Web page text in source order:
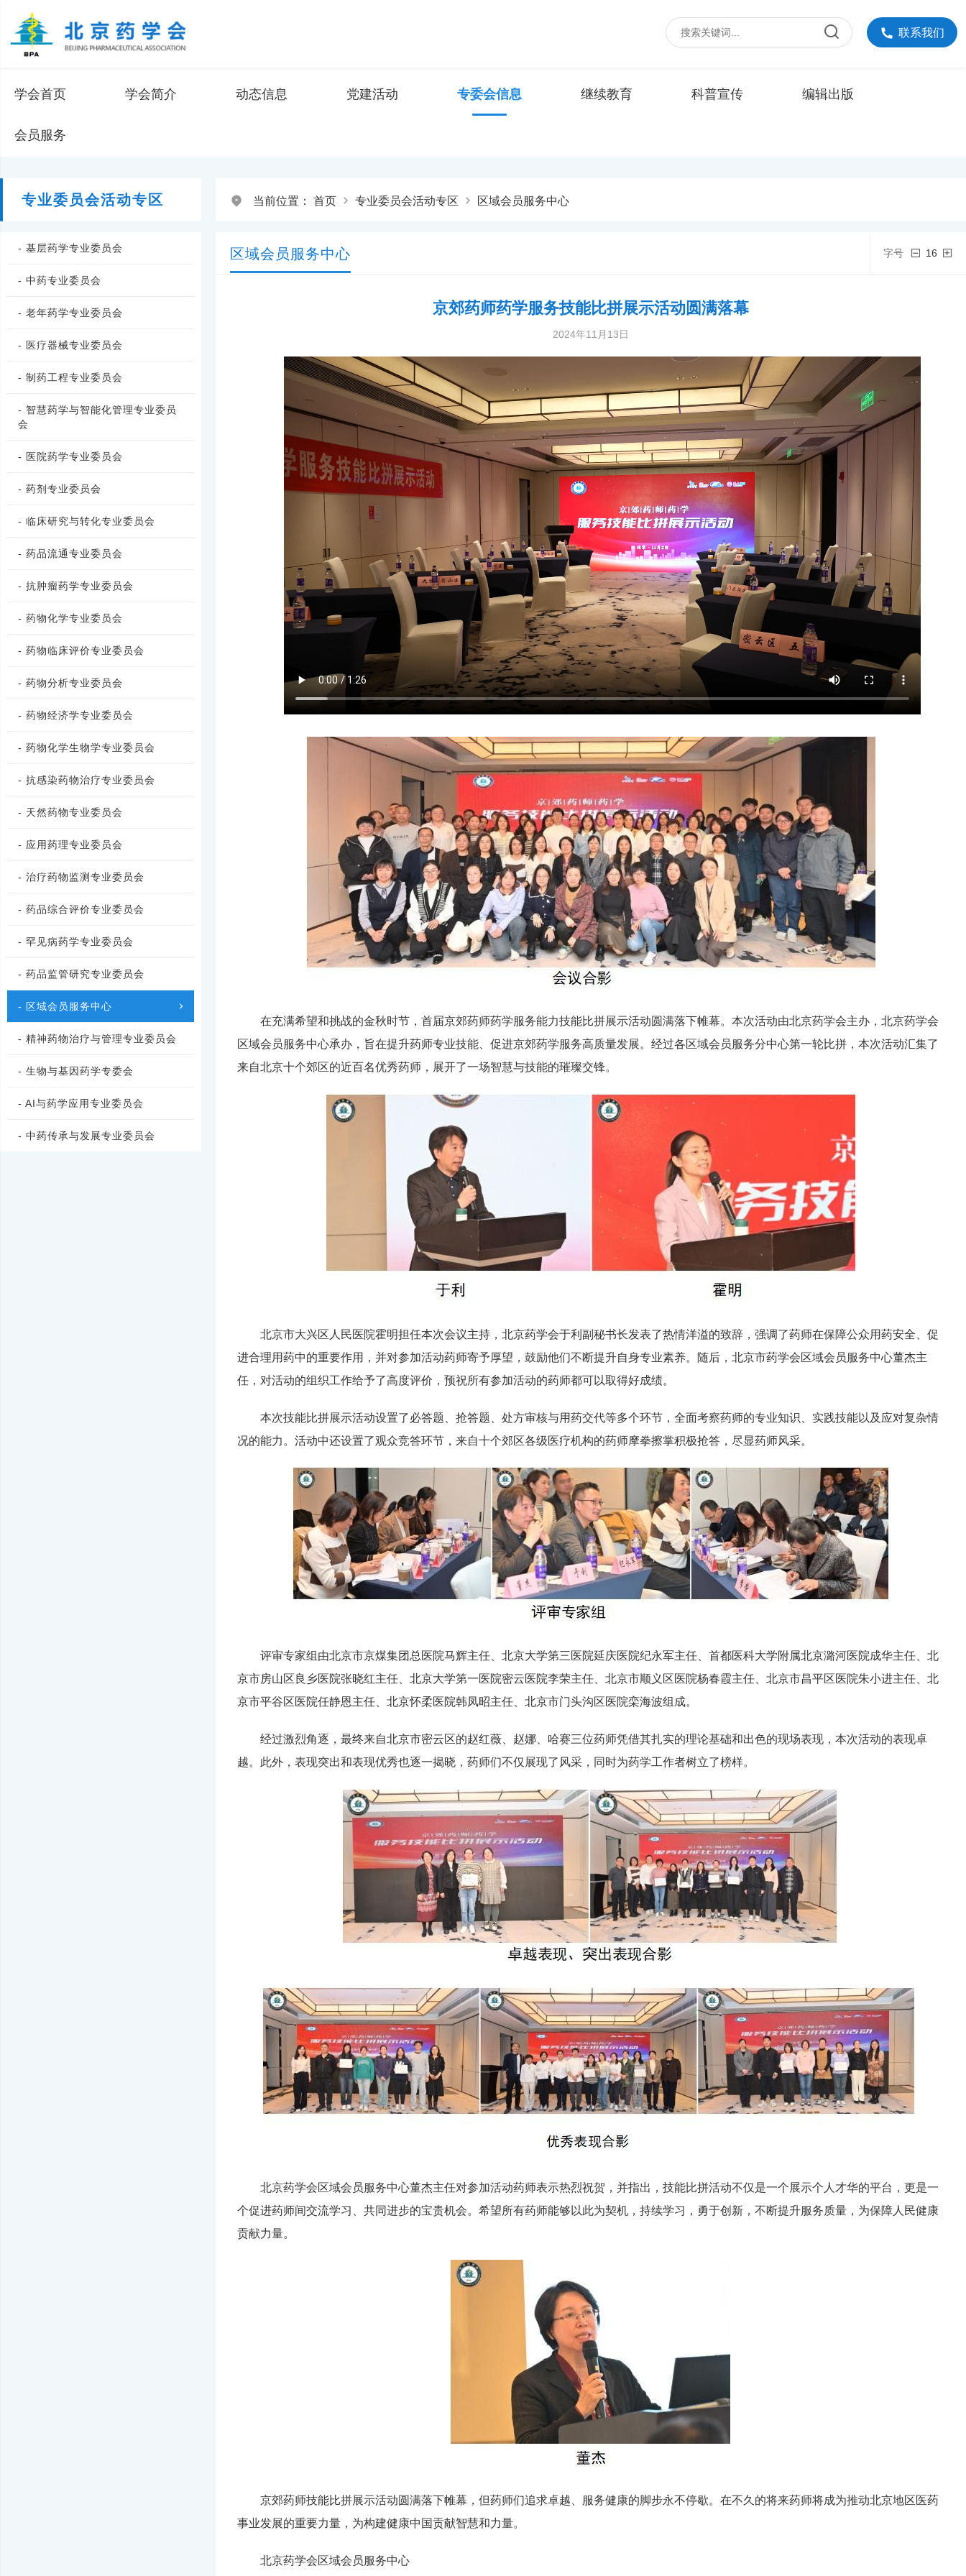
联系我们
学会首页 学会简介 动态信息 党建活动 专委会信息 继续教育 科普宣传 编辑出版
会员服务
专业委员会活动专区
- 基层药学专业委员会
- 中药专业委员会
- 老年药学专业委员会
- 医疗器械专业委员会
- 制药工程专业委员会
- 智慧药学与智能化管理专业委员
会
- 医院药学专业委员会
- 药剂专业委员会
- 临床研究与转化专业委员会
- 药品流通专业委员会
- 抗肿瘤药学专业委员会
- 药物化学专业委员会
- 药物临床评价专业委员会
- 药物分析专业委员会
- 药物经济学专业委员会
- 药物化学生物学专业委员会
- 抗感染药物治疗专业委员会
- 天然药物专业委员会
- 应用药理专业委员会
- 治疗药物监测专业委员会
- 药品综合评价专业委员会
- 罕见病药学专业委员会
- 药品监管研究专业委员会
- 区域会员服务中心
- 精神药物治疗与管理专业委员会
- 生物与基因药学专委会
- AI与药学应用专业委员会
- 中药传承与发展专业委员会
当前位置： 首页 专业委员会活动专区 区域会员服务中心
区域会员服务中心 字号 16
京郊药师药学服务技能比拼展示活动圆满落幕
2024年11月13日
在充满希望和挑战的金秋时节，首届京郊药师药学服务能力技能比拼展示活动圆满落下帷幕。本次活动由北京药学会主办，北京药学会
区域会员服务中心承办，旨在提升药师专业技能、促进京郊药学服务高质量发展。经过各区域会员服务分中心第一轮比拼，本次活动汇集了
来自北京十个郊区的近百名优秀药师，展开了一场智慧与技能的璀璨交锋。
北京市大兴区人民医院霍明担任本次会议主持，北京药学会于利副秘书长发表了热情洋溢的致辞，强调了药师在保障公众用药安全、促
进合理用药中的重要作用，并对参加活动药师寄予厚望，鼓励他们不断提升自身专业素养。随后，北京市药学会区域会员服务中心董杰主
任，对活动的组织工作给予了高度评价，预祝所有参加活动的药师都可以取得好成绩。
本次技能比拼展示活动设置了必答题、抢答题、处方审核与用药交代等多个环节，全面考察药师的专业知识、实践技能以及应对复杂情
况的能力。活动中还设置了观众竞答环节，来自十个郊区各级医疗机构的药师摩拳擦掌积极抢答，尽显药师风采。
评审专家组由北京市京煤集团总医院马辉主任、北京大学第三医院延庆医院纪永军主任、首都医科大学附属北京潞河医院成华主任、北
京市房山区良乡医院张晓红主任、北京大学第一医院密云医院李荣主任、北京市顺义区医院杨春霞主任、北京市昌平区医院朱小进主任、北
京市平谷区医院任静恩主任、北京怀柔医院韩凤昭主任、北京市门头沟区医院栾海波组成。
经过激烈角逐，最终来自北京市密云区的赵红薇、赵娜、哈赛三位药师凭借其扎实的理论基础和出色的现场表现，本次活动的表现卓
越。此外，表现突出和表现优秀也逐一揭晓，药师们不仅展现了风采，同时为药学工作者树立了榜样。
北京药学会区域会员服务中心董杰主任对参加活动药师表示热烈祝贺，并指出，技能比拼活动不仅是一个展示个人才华的平台，更是一
个促进药师间交流学习、共同进步的宝贵机会。希望所有药师能够以此为契机，持续学习，勇于创新，不断提升服务质量，为保障人民健康
贡献力量。
京郊药师技能比拼展示活动圆满落下帷幕，但药师们追求卓越、服务健康的脚步永不停歇。在不久的将来药师将成为推动北京地区医药
事业发展的重要力量，为构建健康中国贡献智慧和力量。
北京药学会区域会员服务中心